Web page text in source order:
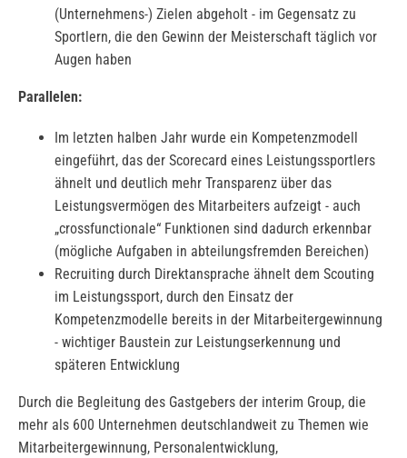
(Unternehmens-) Zielen abgeholt - im Gegensatz zu
Sportlern, die den Gewinn der Meisterschaft täglich vor
Augen haben
Parallelen:
Im letzten halben Jahr wurde ein Kompetenzmodell
eingeführt, das der Scorecard eines Leistungssportlers
ähnelt und deutlich mehr Transparenz über das
Leistungsvermögen des Mitarbeiters aufzeigt - auch
„crossfunctionale“ Funktionen sind dadurch erkennbar
(mögliche Aufgaben in abteilungsfremden Bereichen)
Recruiting durch Direktansprache ähnelt dem Scouting
im Leistungssport, durch den Einsatz der
Kompetenzmodelle bereits in der Mitarbeitergewinnung
- wichtiger Baustein zur Leistungserkennung und
späteren Entwicklung
Durch die Begleitung des Gastgebers der interim Group, die
mehr als 600 Unternehmen deutschlandweit zu Themen wie
Mitarbeitergewinnung, Personalentwicklung,